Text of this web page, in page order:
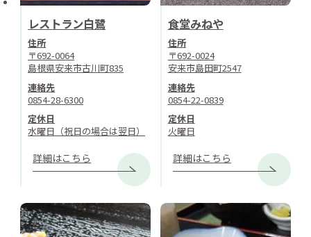
レストラン白鷺
住所
〒692-0064
島根県安来市古川町835
連絡先
0854-28-6300
定休日
水曜日（祝日の場合は翌日）
詳細はこちら
食堂みねや
住所
〒692-0024
安来市島田町2547
連絡先
0854-22-0839
定休日
火曜日
詳細はこちら